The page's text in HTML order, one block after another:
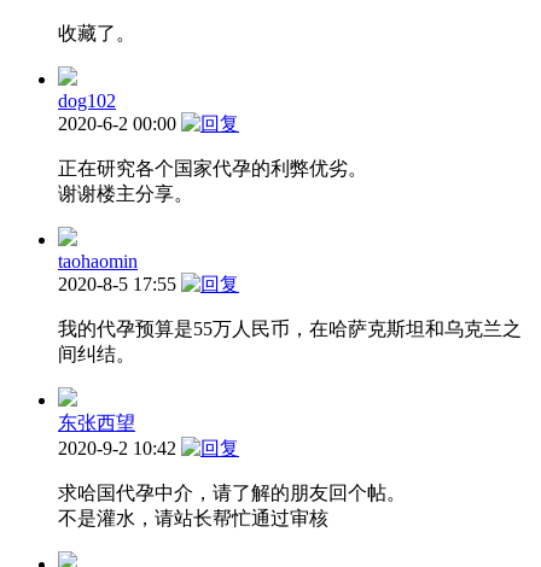
收藏了。
dog102
2020-6-2 00:00
正在研究各个国家代孕的利弊优劣。
谢谢楼主分享。
taohaomin
2020-8-5 17:55
我的代孕预算是55万人民币，在哈萨克斯坦和乌克兰之
间纠结。
东张西望
2020-9-2 10:42
求哈国代孕中介，请了解的朋友回个帖。
不是灌水，请站长帮忙通过审核